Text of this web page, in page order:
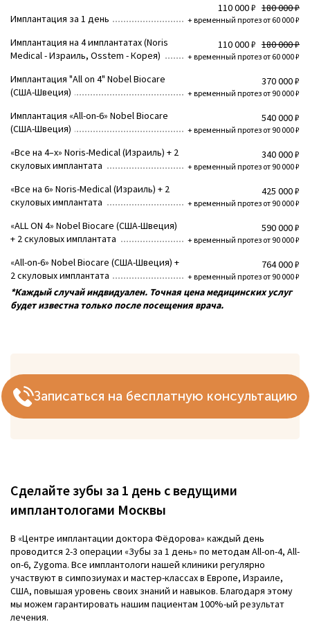
Имплантация за 1 день
110 000 ₽ 180 000 ₽
+ временный протез от 60 000 ₽
Имплантация на 4 имплантатах (Noris
Medical - Израиль, Osstem - Корея)
110 000 ₽ 180 000 ₽
+ временный протез от 60 000 ₽
Имплантация "All on 4" Nobel Biocare
(США-Швеция)
370 000 ₽
+ временный протез от 90 000 ₽
Имплантация «All-on-6» Nobel Biocare
(США-Швеция)
540 000 ₽
+ временный протез от 90 000 ₽
«Все на 4–х» Noris-Medical (Израиль) + 2
скуловых имплантата
340 000 ₽
+ временный протез от 90 000 ₽
«Все на 6» Noris-Medical (Израиль) + 2
скуловых имплантата
425 000 ₽
+ временный протез от 90 000 ₽
«ALL ON 4» Nobel Biocare (США-Швеция)
+ 2 скуловых имплантата
590 000 ₽
+ временный протез от 90 000 ₽
«All-on-6» Nobel Biocare (США-Швеция) +
2 скуловых имплантата
764 000 ₽
+ временный протез от 90 000 ₽
*Каждый случай индвидуален. Точная цена медицинских услуг
будет известна только после посещения врача.
Записаться на бесплатную консультацию
Сделайте зубы за 1 день с ведущими
имплантологами Москвы
В «Центре имплантации доктора Фёдорова» каждый день
проводится 2-3 операции «Зубы за 1 день» по методам All-on-4, All-
on-6, Zygoma. Все имплантологи нашей клиники регулярно
участвуют в симпозиумах и мастер-классах в Европе, Израиле,
США, повышая уровень своих знаний и навыков. Благодаря этому
мы можем гарантировать нашим пациентам 100%-ый результат
лечения.